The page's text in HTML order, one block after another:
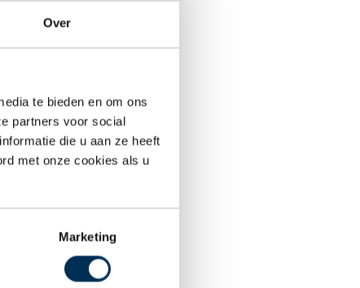
Over
te bieden en om ons
partners voor social
die u aan ze heeft
met onze cookies als u
Marketing